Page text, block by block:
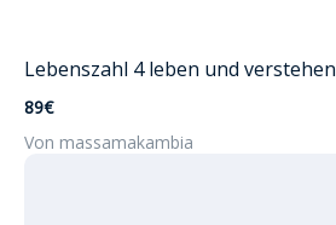
Lebenszahl 4 leben und verstehen
89€
Von massamakambia